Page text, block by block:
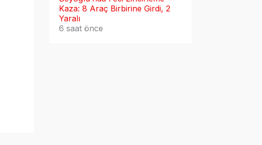
Kaza: 8 Araç Birbirine Girdi, 2
Yaralı
6 saat önce